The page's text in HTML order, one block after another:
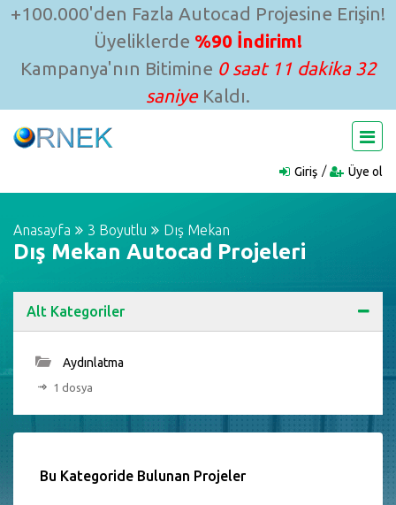
+100.000'den Fazla Autocad Projesine Erişin!
Üyeliklerde %90 İndirim!
Kampanya'nın Bitimine 0 saat 11 dakika 31
saniyeKaldı.
Giriş Üye ol
Anasayfa 3 Boyutlu Dış Mekan
Dış Mekan Autocad Projeleri
Alt Kategoriler
Aydınlatma
1 dosya
Bu Kategoride Bulunan Projeler